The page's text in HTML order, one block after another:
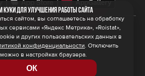
ООО ХК «Авангард»
конфиденциальности
персональных данных
программы лояльности
куки для улучшения работы сайта
сайтом, вы соглашаетесь на обработку
сервисами «Яндекс Метрика», «Roistat»,
и других пользовательских данных в
конфиденциальности. Отключить
в настройках браузера.
ОК